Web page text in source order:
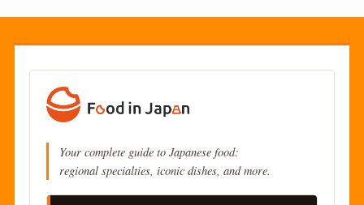
Your complete guide to Japanese food:
regional specialties, iconic dishes, and more.